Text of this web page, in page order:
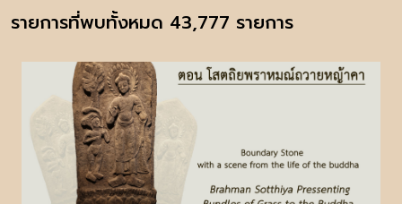
รายการที่พบทั้งหมด 43,777 รายการ